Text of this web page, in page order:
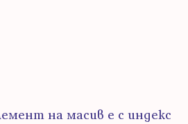
на масив е с индекс